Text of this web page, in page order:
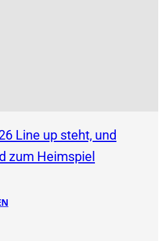
Line up steht, und
zum Heimspiel